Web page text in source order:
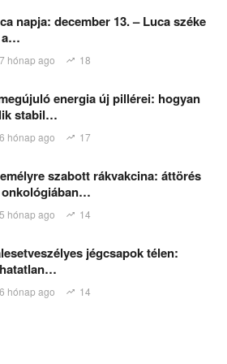
napja: december 13. – Luca széke
a…
7 hónap ago 18
energia új pillérei: hogyan
stabil…
6 hónap ago 17
szabott rákvakcina: áttörés
onkológiában…
5 hónap ago 14
jégcsapok télen:
6 hónap ago 14